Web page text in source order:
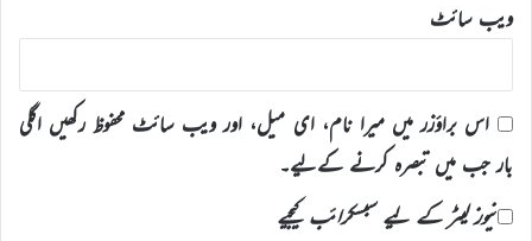
ویب‌ سائٹ
اس براؤزر میں میرا نام، ای میل، اور ویب سائٹ محفوظ رکھیں اگلی
بار جب میں تبصرہ کرنے کےلیے۔
نیوز لیٹر کے لیے سبسکرائب کیجیے